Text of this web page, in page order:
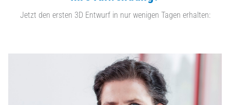
Jetzt den ersten 3D Entwurf in nur wenigen Tagen erhalten: